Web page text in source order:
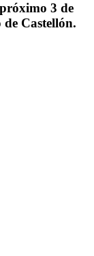
3 de
Castellón.